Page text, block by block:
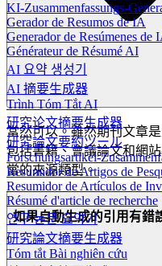
KI-Zusammenfassungs-
Gerador de Resumos de IA
Generador de Resúmenes de
Générateur de Résumé AI
AI 요약 생성기
AI 摘要生成器
Trình Tóm Tắt AI
研究论文摘要生成器
研究論文要約ツール
Forschungsartikel-
Resumidor de Artigos de
Resumidor de Artículos de
Résumé d'article de recherche
연구 논문 요약기
研究論文摘要生成器
Tóm tắt Bài nghiên cứu
當然可以。雖然期刊文章
包括書籍、會議論文和網
當的來源類型。
如果自動生成的引用有錯